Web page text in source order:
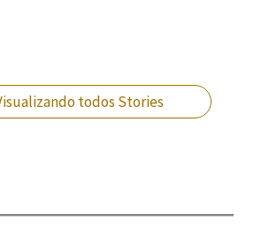
todos Stories